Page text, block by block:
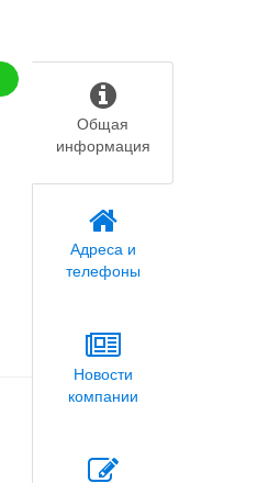
Общая
информация
Адреса и
телефоны
Новости
компании